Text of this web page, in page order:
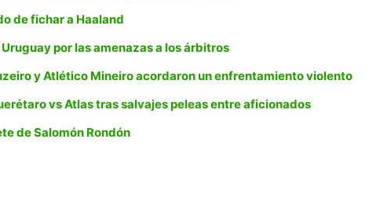
de fichar a Haaland
por las amenazas a los árbitros
y Atlético Mineiro acordaron un enfrentamiento violento
vs Atlas tras salvajes peleas entre aficionados
de Salomón Rondón